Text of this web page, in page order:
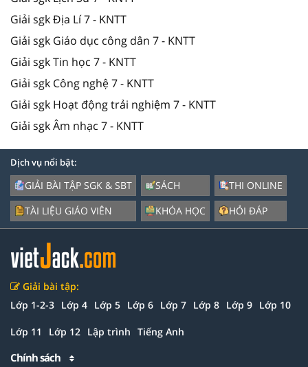
Giải sgk Địa Lí 7 - KNTT
Giải sgk Giáo dục công dân 7 - KNTT
Giải sgk Tin học 7 - KNTT
Giải sgk Công nghệ 7 - KNTT
Giải sgk Hoạt động trải nghiệm 7 - KNTT
Giải sgk Âm nhạc 7 - KNTT
Dịch vụ nổi bật:
GIẢI BÀI TẬP SGK & SBT
TÀI LIỆU GIÁO VIÊN
SÁCH
KHÓA HỌC
THI ONLINE
HỎI ĐÁP
Giải bài tập:
Lớp 1-2-3 Lớp 4 Lớp 5 Lớp 6 Lớp 7 Lớp 8 Lớp 9 Lớp 10
Lớp 11 Lớp 12 Lập trình Tiếng Anh
Chính sách